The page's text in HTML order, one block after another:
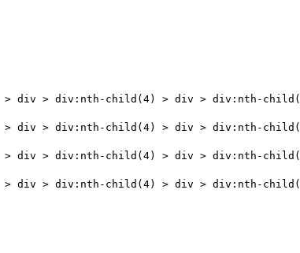
> div > div:nth-child(4) > div > div:nth-
> div > div:nth-child(4) > div > div:nth-
> div > div:nth-child(4) > div > div:nth-
> div > div:nth-child(4) > div > div:nth-